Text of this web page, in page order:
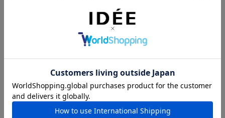
商店街振興組合、ANDO GALLERYのCI計画のほか、
NHKみんなのうた「泣き虫ピエロ」(2013年2～3月放
送) の動画制作、装丁など活動は多岐。
近作に、スポーツカーTOYOTA86の広告、「ヒロシマ・
アピールズ2013」ポスターがある。著書に『図録 葛西
薫1968』(ADP) 。
東京ADCグランプリ、毎日デザイン賞、講談社出版文化
賞ブックデブックデザイン賞、亀倉雄策賞など受賞。
東京ADC、東京TDC、JAGDA、AGI会員。